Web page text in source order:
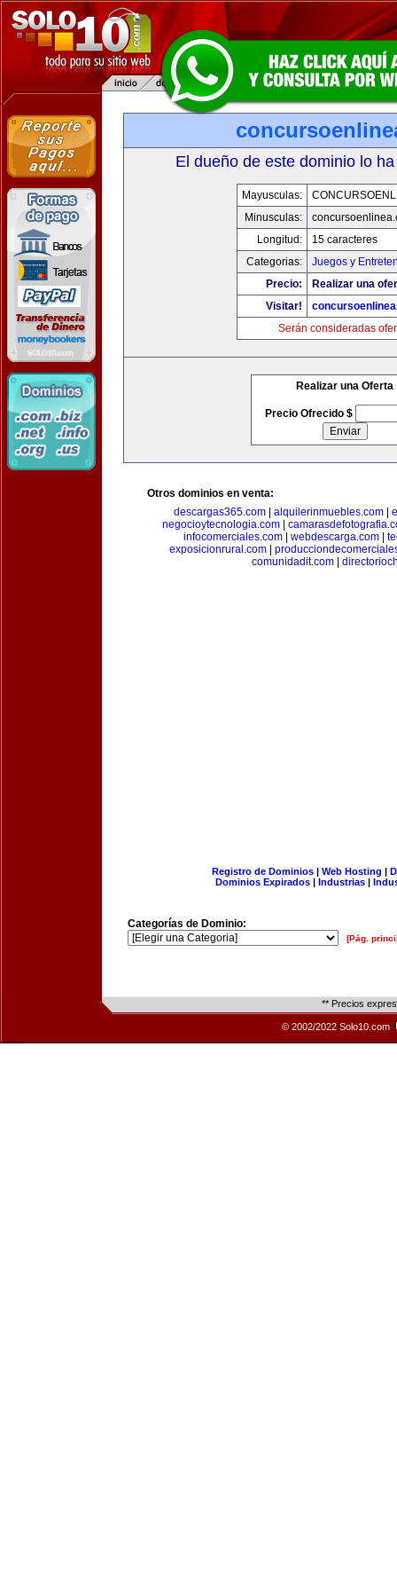
El dueño de este dominio lo
Mayusculas:
Minusculas:
Longitud:
15 caracteres
Categorias:
Juegos y
Precio:
Realizar una
Visitar!
Serán consideradas
Realizar una Oferta
Precio Ofrecido $
Otros dominios en venta:
descargas365.com| alquilerinmuebles.com|
negocioytecnologia.com
infocomerciales.com| webdescarga.com|
exposicionrural.com
comunidadit.com|
Registro de Dominios| Web Hosting |
Dominios Expirados | Industrias |
Categorías de Dominio:
[Pág.
** Precios
© 2002/2022 Solo10.com